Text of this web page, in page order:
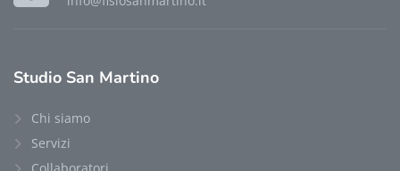
Studio San Martino
Chi siamo
Servizi
Collaboratori